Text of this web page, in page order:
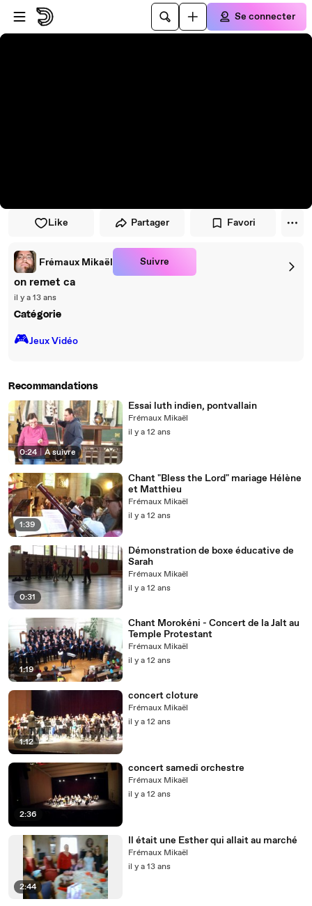
Passer au player
Passer au contenu principal
Se connecter
Like Partager Favori
Frémaux Mikaël Suivre
on remet ca
il y a 13 ans
Catégorie
🎮️Jeux Vidéo
Recommandations
0:24 | À suivre
Essai luth indien, pontvallain
Frémaux Mikaël
il y a 12 ans
1:39
Chant "Bless the Lord" mariage Hélène
et Matthieu
Frémaux Mikaël
il y a 12 ans
0:31
Démonstration de boxe éducative de
Sarah
Frémaux Mikaël
il y a 12 ans
1:19
Chant Morokéni - Concert de la Jalt au
Temple Protestant
Frémaux Mikaël
il y a 12 ans
1:12
concert cloture
Frémaux Mikaël
il y a 12 ans
2:36
concert samedi orchestre
Frémaux Mikaël
il y a 12 ans
2:44
Il était une Esther qui allait au marché
Frémaux Mikaël
il y a 13 ans